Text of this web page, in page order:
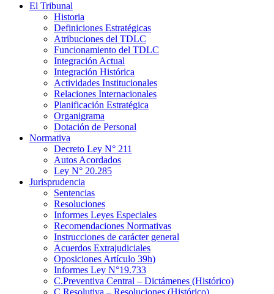
El Tribunal
Historia
Definiciones Estratégicas
Atribuciones del TDLC
Funcionamiento del TDLC
Integración Actual
Integración Histórica
Actividades Institucionales
Relaciones Internacionales
Planificación Estratégica
Organigrama
Dotación de Personal
Normativa
Decreto Ley N° 211
Autos Acordados
Ley N° 20.285
Jurisprudencia
Sentencias
Resoluciones
Informes Leyes Especiales
Recomendaciones Normativas
Instrucciones de carácter general
Acuerdos Extrajudiciales
Oposiciones Artículo 39h)
Informes Ley N°19.733
C.Preventiva Central – Dictámenes (Histórico)